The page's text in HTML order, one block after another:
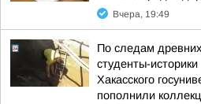
Вчера, 19:49
По следам
студенты-
Хакасского
пополнили